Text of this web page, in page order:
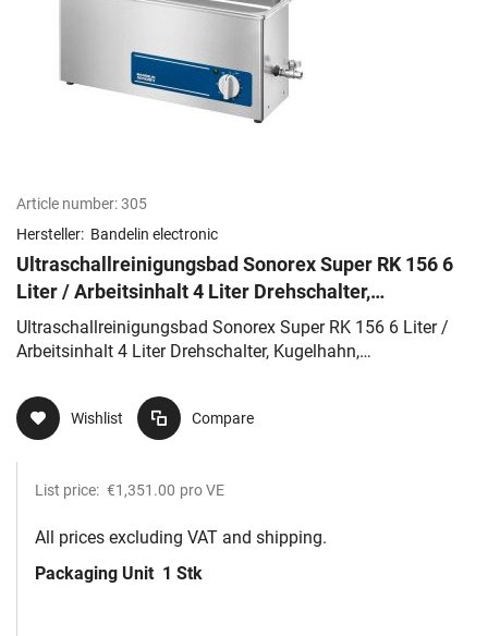
Article number:305
Hersteller: Bandelin electronic
Ultraschallreinigungsbad Sonorex Super RK 156 6
Liter / Arbeitsinhalt 4 Liter Drehschalter,
Kugelhahn, Schwingwanne 500
Ultraschallreinigungsbad Sonorex Super RK 156 6 Liter /
Arbeitsinhalt 4 Liter Drehschalter, Kugelhahn,
Wishlist Compare
List price: €1,351.00 pro VE
All prices excluding VAT and shipping.
Packaging Unit 1 Stk